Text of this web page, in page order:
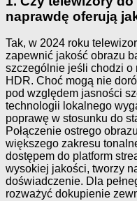
naprawdę oferują
Tak, w 2024 roku
zapewnić jakość obrazu
szczególnie jeśli chodzi o
HDR. Choć mogą nie
pod względem jasności
technologii lokalnego
poprawę w stosunku do
Połączenie ostrego
większego zakresu
dostępem do platform
wysokiej jakości, tworzy
doświadczenie. Dla
rozważyć dokupienie